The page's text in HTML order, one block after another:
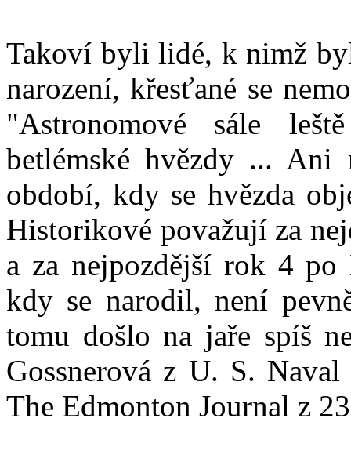
Takoví byli lidé, k nimž
narození, křesťané se
"Astronomové sále
betlémské hvězdy ...
období, kdy se hvězda
Historikové považují za
a za nejpozdější rok 4
kdy se narodil, není
tomu došlo na jaře spíš
Gossnerová z U. S.
The Edmonton Journal z